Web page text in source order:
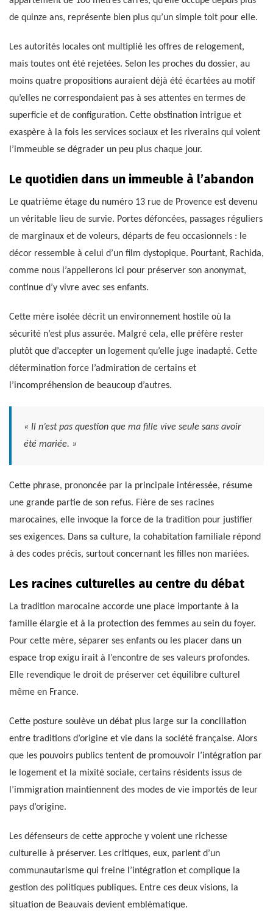
de quinze ans, représente bien plus qu’un simple toit pour elle.
Les autorités locales ont multiplié les offres de relogement,
mais toutes ont été rejetées. Selon les proches du dossier, au
moins quatre propositions auraient déjà été écartées au motif
qu’elles ne correspondaient pas à ses attentes en termes de
superficie et de configuration. Cette obstination intrigue et
exaspère à la fois les services sociaux et les riverains qui voient
l’immeuble se dégrader un peu plus chaque jour.
Le quotidien dans un immeuble à l’abandon
Le quatrième étage du numéro 13 rue de Provence est devenu
un véritable lieu de survie. Portes défoncées, passages réguliers
de marginaux et de voleurs, départs de feu occasionnels : le
décor ressemble à celui d’un film dystopique. Pourtant, Rachida,
comme nous l’appellerons ici pour préserver son anonymat,
continue d’y vivre avec ses enfants.
Cette mère isolée décrit un environnement hostile où la
sécurité n’est plus assurée. Malgré cela, elle préfère rester
plutôt que d’accepter un logement qu’elle juge inadapté. Cette
détermination force l’admiration de certains et
l’incompréhension de beaucoup d’autres.
« Il n’est pas question que ma fille vive seule sans avoir
été mariée. »
Cette phrase, prononcée par la principale intéressée, résume
une grande partie de son refus. Fière de ses racines
marocaines, elle invoque la force de la tradition pour justifier
ses exigences. Dans sa culture, la cohabitation familiale répond
à des codes précis, surtout concernant les filles non mariées.
Les racines culturelles au centre du débat
La tradition marocaine accorde une place importante à la
famille élargie et à la protection des femmes au sein du foyer.
Pour cette mère, séparer ses enfants ou les placer dans un
espace trop exigu irait à l’encontre de ses valeurs profondes.
Elle revendique le droit de préserver cet équilibre culturel
même en France.
Cette posture soulève un débat plus large sur la conciliation
entre traditions d’origine et vie dans la société française. Alors
que les pouvoirs publics tentent de promouvoir l’intégration par
le logement et la mixité sociale, certains résidents issus de
l’immigration maintiennent des modes de vie importés de leur
pays d’origine.
Les défenseurs de cette approche y voient une richesse
culturelle à préserver. Les critiques, eux, parlent d’un
communautarisme qui freine l’intégration et complique la
gestion des politiques publiques. Entre ces deux visions, la
situation de Beauvais devient emblématique.